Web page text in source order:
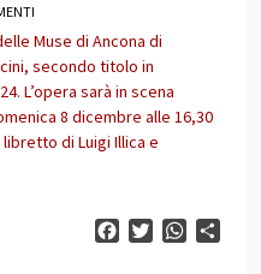
Muse di Ancona di
secondo titolo in
L’opera sarà in scena
8 dicembre alle 16,30
di Luigi Illica e
FacebookTwitter